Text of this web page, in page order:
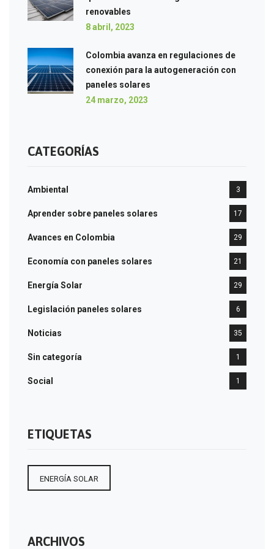
renovables
8 abril, 2023
Colombia avanza en regulaciones de
conexión para la autogeneración con
paneles solares
24 marzo, 2023
CATEGORÍAS
Ambiental 3
Aprender sobre paneles solares 17
Avances en Colombia 29
Economía con paneles solares 21
Energía Solar 29
Legislación paneles solares 6
Noticias 35
Sin categoría 1
Social 1
ETIQUETAS
ENERGÍA SOLAR
ARCHIVOS